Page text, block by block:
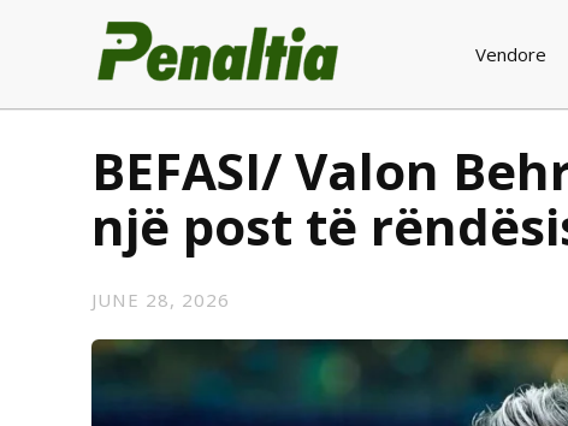
Vendore
BEFASI/ Valon
një post të
JUNE 28, 2026